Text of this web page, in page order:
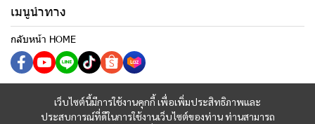
เว็บไซต์นี้มีการใช้งานคุกกี้ เพื่อเพิ่มประสิทธิภาพและ
ประสบการณ์ที่ดีในการใช้งานเว็บไซต์ของท่าน ท่านสามารถ
เมนูนำทาง
กลับหน้า HOME